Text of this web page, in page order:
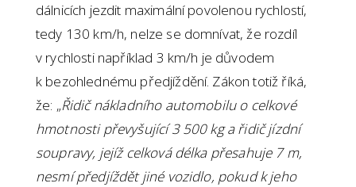
dálnicích jezdit maximální povolenou rychlostí,
tedy 130 km/h, nelze se domnívat, že rozdíl
v rychlosti například 3 km/h je důvodem
k bezohlednému předjíždění. Zákon totiž říká,
že: „Řidič nákladního automobilu o celkové
hmotnosti převyšující 3 500 kg a řidič jízdní
soupravy, jejíž celková délka přesahuje 7 m,
nesmí předjíždět jiné vozidlo, pokud k jeho